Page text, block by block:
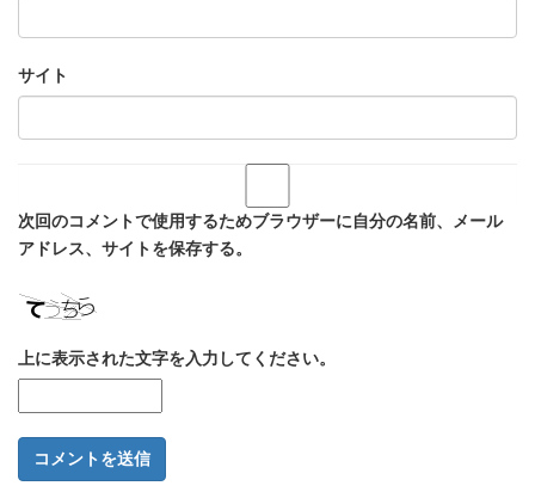
サイト
次回のコメントで使用するためブラウザーに自分の名前、メール
アドレス、サイトを保存する。
上に表示された文字を入力してください。